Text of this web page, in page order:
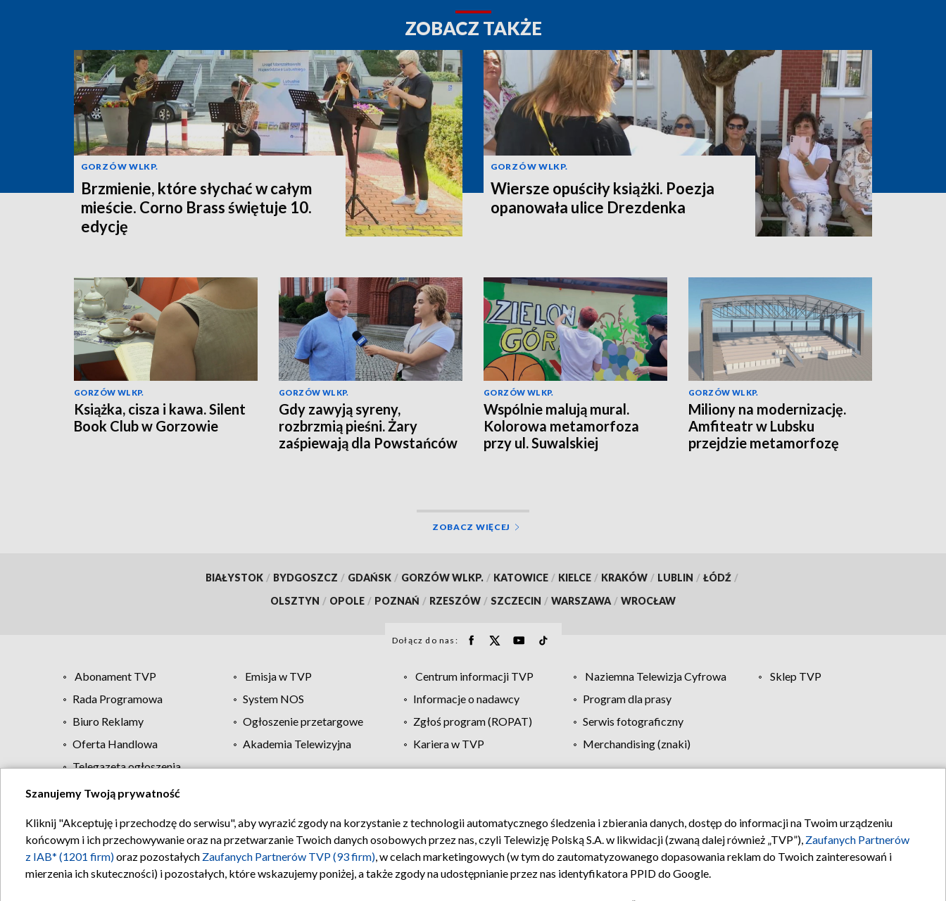
ZOBACZ TAKŻE
GORZÓW WLKP.
Brzmienie, które słychać w całym
mieście. Corno Brass świętuje 10.
edycję
GORZÓW WLKP.
Wiersze opuściły książki. Poezja
opanowała ulice Drezdenka
GORZÓW WLKP.
Książka, cisza i kawa. Silent
Book Club w Gorzowie
GORZÓW WLKP.
Gdy zawyją syreny,
rozbrzmią pieśni. Żary
zaśpiewają dla Powstańców
GORZÓW WLKP.
Wspólnie malują mural.
Kolorowa metamorfoza
przy ul. Suwalskiej
GORZÓW WLKP.
Miliony na modernizację.
Amfiteatr w Lubsku
przejdzie metamorfozę
ZOBACZ WIĘCEJ
BIAŁYSTOK / BYDGOSZCZ / GDAŃSK / GORZÓW WLKP. / KATOWICE / KIELCE / KRAKÓW / LUBLIN / ŁÓDŹ /
OLSZTYN / OPOLE / POZNAŃ / RZESZÓW / SZCZECIN / WARSZAWA / WROCŁAW
Dołącz do nas:
Abonament TVP Emisja w TVP Centrum informacji TVP Naziemna Telewizja Cyfrowa
Sklep TVP
Rada Programowa
System NOS Informacje o nadawcy
Program dla prasy
Biuro Reklamy
Ogłoszenie przetargowe Zgłoś program (ROPAT)
Serwis fotograficzny
Oferta Handlowa
Akademia Telewizyjna Kariera w TVP
Merchandising (znaki)
Telegazeta ogłoszenia
Regulamin TVP Polityka prywatności Moje zgody Pomoc Biuro reklamy Kontakt
Szanujemy Twoją prywatność
Kliknij "Akceptuję i przechodzę do serwisu", aby wyrazić zgody na korzystanie z technologii automatycznego śledzenia i zbierania danych, dostęp do informacji na Twoim urządzeniu
końcowym i ich przechowywanie oraz na przetwarzanie Twoich danych osobowych przez nas, czyli Telewizję Polską S.A. w likwidacji (zwaną dalej również „TVP”), Zaufanych Partnerów
z IAB* (1201 firm)oraz pozostałych Zaufanych Partnerów TVP (93 firm), w celach marketingowych (w tym do zautomatyzowanego dopasowania reklam do Twoich zainteresowań i
mierzenia ich skuteczności) i pozostałych, które wskazujemy poniżej, a także zgody na udostępnianie przez nas identyfikatora PPID do Google.